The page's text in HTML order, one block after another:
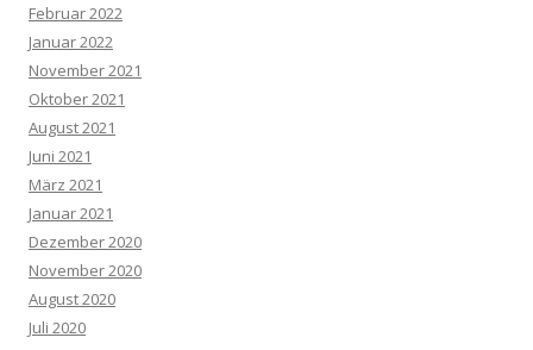
Februar 2022
Januar 2022
November 2021
Oktober 2021
August 2021
Juni 2021
März 2021
Januar 2021
Dezember 2020
November 2020
August 2020
Juli 2020